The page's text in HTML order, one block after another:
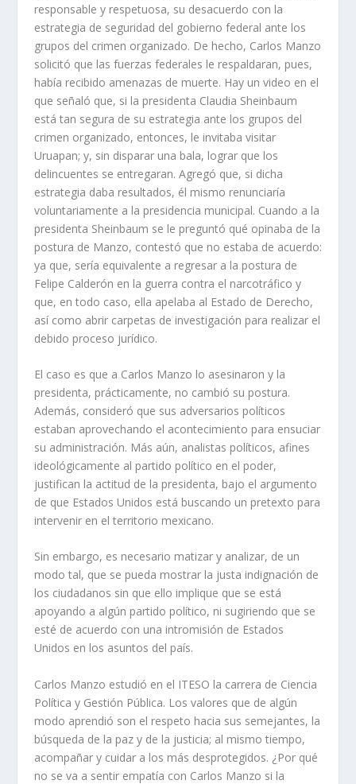
responsable y respetuosa, su desacuerdo con la
estrategia de seguridad del gobierno federal ante los
grupos del crimen organizado. De hecho, Carlos Manzo
solicitó que las fuerzas federales le respaldaran, pues,
había recibido amenazas de muerte. Hay un video en el
que señaló que, si la presidenta Claudia Sheinbaum
está tan segura de su estrategia ante los grupos del
crimen organizado, entonces, le invitaba visitar
Uruapan; y, sin disparar una bala, lograr que los
delincuentes se entregaran. Agregó que, si dicha
estrategia daba resultados, él mismo renunciaría
voluntariamente a la presidencia municipal. Cuando a la
presidenta Sheinbaum se le preguntó qué opinaba de la
postura de Manzo, contestó que no estaba de acuerdo:
ya que, sería equivalente a regresar a la postura de
Felipe Calderón en la guerra contra el narcotráfico y
que, en todo caso, ella apelaba al Estado de Derecho,
así como abrir carpetas de investigación para realizar el
debido proceso jurídico.
El caso es que a Carlos Manzo lo asesinaron y la
presidenta, prácticamente, no cambió su postura.
Además, consideró que sus adversarios políticos
estaban aprovechando el acontecimiento para ensuciar
su administración. Más aún, analistas políticos, afines
ideológicamente al partido político en el poder,
justifican la actitud de la presidenta, bajo el argumento
de que Estados Unidos está buscando un pretexto para
intervenir en el territorio mexicano.
Sin embargo, es necesario matizar y analizar, de un
modo tal, que se pueda mostrar la justa indignación de
los ciudadanos sin que ello implique que se está
apoyando a algún partido político, ni sugiriendo que se
esté de acuerdo con una intromisión de Estados
Unidos en los asuntos del país.
Carlos Manzo estudió en el ITESO la carrera de Ciencia
Política y Gestión Pública. Los valores que de algún
modo aprendió son el respeto hacia sus semejantes, la
búsqueda de la paz y de la justicia; al mismo tiempo,
acompañar y cuidar a los más desprotegidos. ¿Por qué
no se va a sentir empatía con Carlos Manzo si la